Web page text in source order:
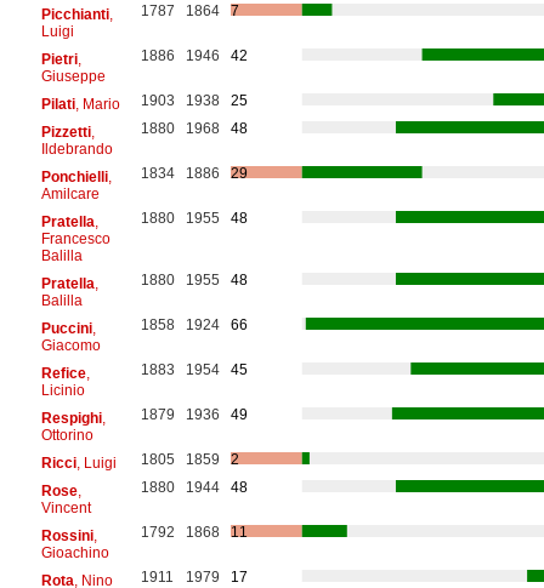
Picchianti,
Luigi
1787 1864 7
Pietri,
Giuseppe
1886 1946 42
Pilati, Mario 1903 1938
25
Pizzetti,
Ildebrando
1880 1968 48
Ponchielli,
Amilcare
1834 1886 29
Pratella
Francesco
Balilla
1880 1955 48
Pratella
Balilla
1880 1955 48
Puccini,
Giacomo
1858 1924 66
Refice,
Licinio
1883 1954 45
Respighi,
Ottorino
1879 1936 49
Ricci, Luigi 1805 1859
2
Rose,
Vincent
1880 1944 48
Rossini,
Gioachino
1792 1868 11
Rota , Nino 1911 1979
17